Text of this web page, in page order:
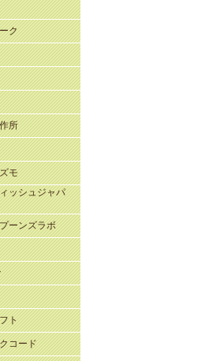
ク
所
モ
ッシュジャパ
ーンズラボ
ト
コード